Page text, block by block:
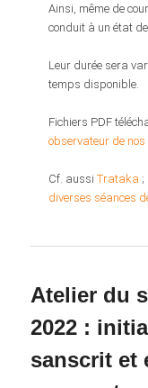
Ainsi, même de
conduit à un état
Leur durée sera
temps disponible.
Fichiers PDF
observateur de nos
Cf. aussiTrataka ;
diverses séances
Atelier du
2022 :
sanscrit et